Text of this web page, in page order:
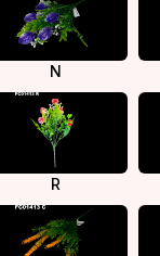
N
R